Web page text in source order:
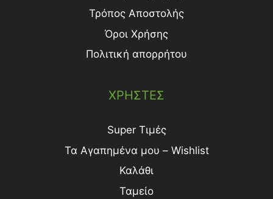
Τρόπος Aποστολής
Όροι Χρήσης
Πολιτική απορρήτου
ΧΡΗΣΤΕΣ
Super Τιμές
Τα Αγαπημένα μου – Wishlist
Καλάθι
Ταμείο